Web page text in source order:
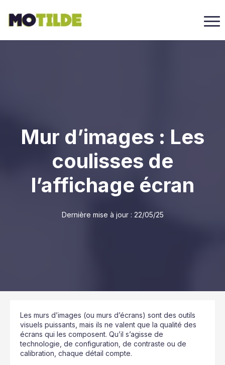
Mur d’images : Les
coulisses de
l’affichage écran
Dernière mise à jour : 22/05/25
Les murs d’images (ou murs d’écrans) sont des outils
visuels puissants, mais ils ne valent que la qualité des
écrans qui les composent. Qu’il s’agisse de
technologie, de configuration, de contraste ou de
calibration, chaque détail compte.